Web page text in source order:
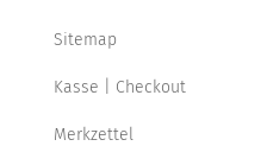
Sitemap
Kasse | Checkout
Merkzettel